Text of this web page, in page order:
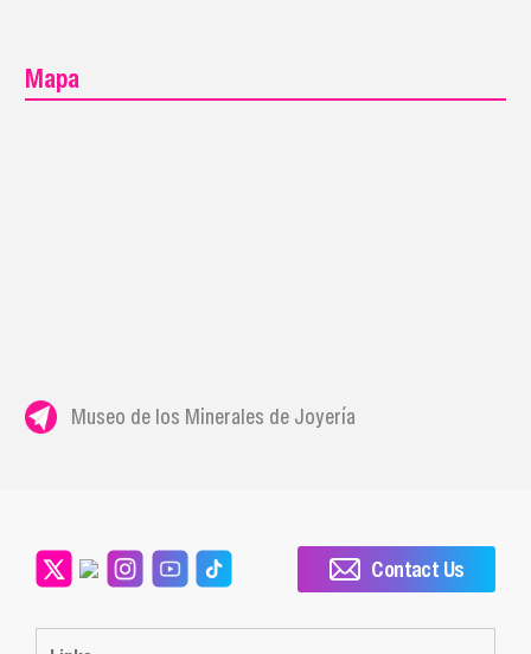
Mapa
Museo de los Minerales de Joyería
Contact Us